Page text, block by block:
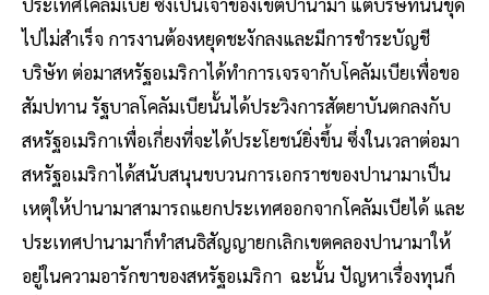
ไปไม่สำเร็จ การงานต้องหยุดชะงักลงและมีการชำระบัญชี
บริษัท ต่อมาสหรัฐอเมริกาได้ทำการเจรจากับโคลัมเบียเพื่อขอ
สัมปทาน รัฐบาลโคลัมเบียนั้นได้ประวิงการสัตยาบันตกลงกับ
สหรัฐอเมริกาเพื่อเกี่ยงที่จะได้ประโยชน์ยิ่งขึ้น ซึ่งในเวลาต่อมา
สหรัฐอเมริกาได้สนับสนุนขบวนการเอกราชของปานามาเป็น
เหตุให้ปานามาสามารถแยกประเทศออกจากโคลัมเบียได้ และ
ประเทศปานามาก็ทำสนธิสัญญายกเลิกเขตคลองปานามาให้
อยู่ในความอารักขาของสหรัฐอเมริกา ฉะนั้น ปัญหาเรื่องทุนก็